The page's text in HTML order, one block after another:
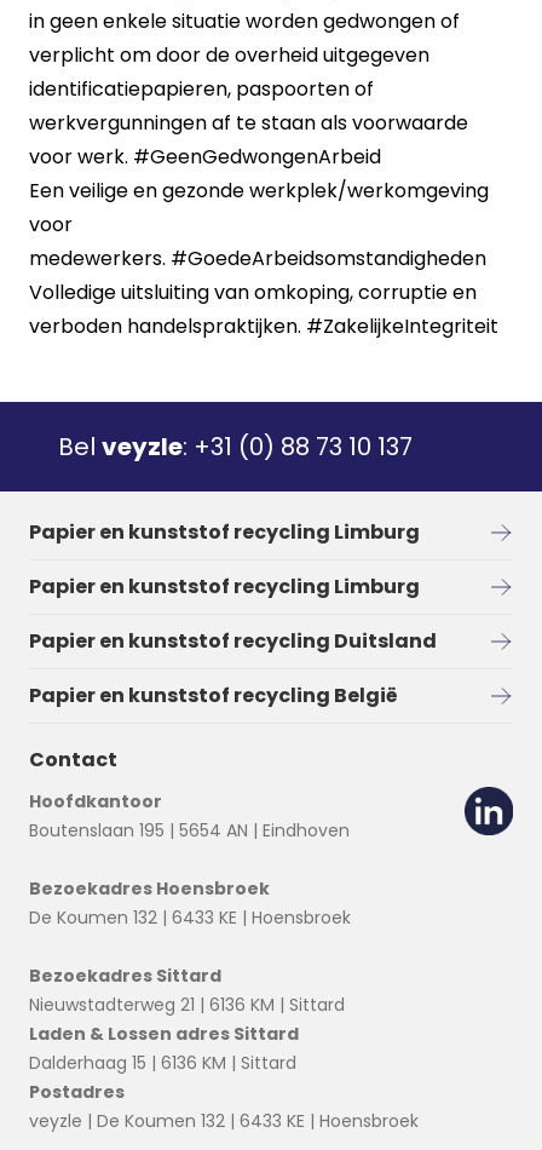
in geen enkele situatie worden gedwongen of
verplicht om door de overheid uitgegeven
identificatiepapieren, paspoorten of
werkvergunningen af te staan als voorwaarde
voor werk. #GeenGedwongenArbeid
Een veilige en gezonde werkplek/werkomgeving
voor
medewerkers. #GoedeArbeidsomstandigheden
Volledige uitsluiting van omkoping, corruptie en
verboden handelspraktijken. #ZakelijkeIntegriteit
Bel veyzle: +31 (0) 88 73 10 137
Papier en kunststof recycling Limburg
Papier en kunststof recycling Limburg
Papier en kunststof recycling Duitsland
Papier en kunststof recycling België
Contact
Hoofdkantoor
Boutenslaan 195 | 5654 AN | Eindhoven
Bezoekadres Hoensbroek
De Koumen 132 | 6433 KE | Hoensbroek
Bezoekadres Sittard
Nieuwstadterweg 21 | 6136 KM | Sittard
Laden & Lossen adres Sittard
Dalderhaag 15 | 6136 KM | Sittard
Postadres
veyzle | De Koumen 132 | 6433 KE | Hoensbroek